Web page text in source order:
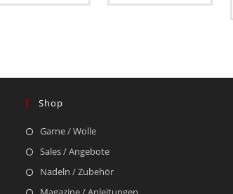
Shop
Garne / Wolle
Sales / Angebote
Nadeln / Zubehör